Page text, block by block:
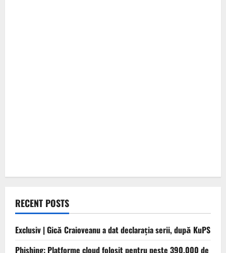
RECENT POSTS
Exclusiv | Gică Craioveanu a dat declarația serii, după KuPS
Phishing: Platforme cloud folosit pentru peste 390.000 de